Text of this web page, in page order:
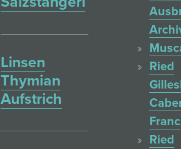
Linsen
Thymian
Aufstrich
Ried
Franc
Ried